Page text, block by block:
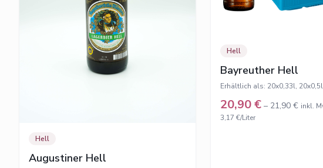
Hell
Augustiner Hell
Hell
Bayreuther Hell
Erhältlich als: 20x0,33l, 20x0,5l
20,90€ – 21,90 € inkl.
3,17 €/Liter